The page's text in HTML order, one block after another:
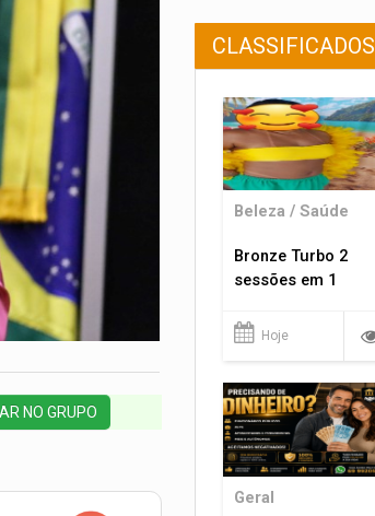
NO GRUPO
CLASSIFICADOS
Beleza / Saúde
Bronze Turbo 2
sessões em 1
Hoje
Geral